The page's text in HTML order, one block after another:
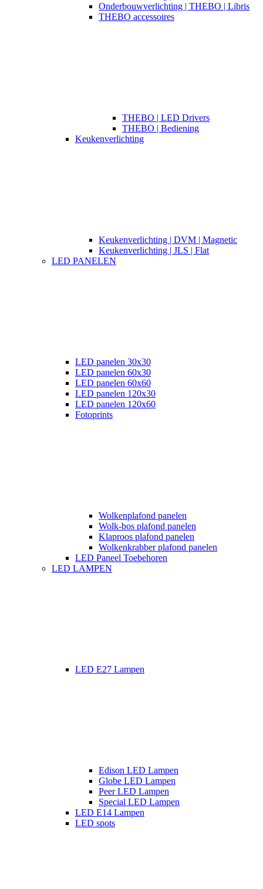
Onderbouwverlichting | THEBO | Libris
THEBO accessoires
THEBO | LED Drivers
THEBO | Bediening
Keukenverlichting
Keukenverlichting | DVM | Magnetic
Keukenverlichting | JLS | Flat
LED PANELEN
LED panelen 30x30
LED panelen 60x30
LED panelen 60x60
LED panelen 120x30
LED panelen 120x60
Fotoprints
Wolkenplafond panelen
Wolk-bos plafond panelen
Klaproos plafond panelen
Wolkenkrabber plafond panelen
LED Paneel Toebehoren
LED LAMPEN
LED E27 Lampen
Edison LED Lampen
Globe LED Lampen
Peer LED Lampen
Special LED Lampen
LED E14 Lampen
LED spots